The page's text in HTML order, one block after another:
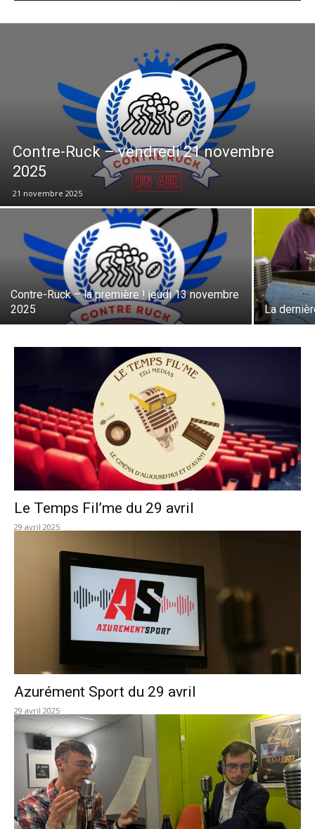
Contre-Ruck – vendredi 21 novembre
2025
21 novembre 2025
Contre-Ruck – la première ! jeudi 13 novembre
2025
La
Le Temps Fil’me du 29 avril
29 avril 2025
Azurément Sport du 29 avril
29 avril 2025